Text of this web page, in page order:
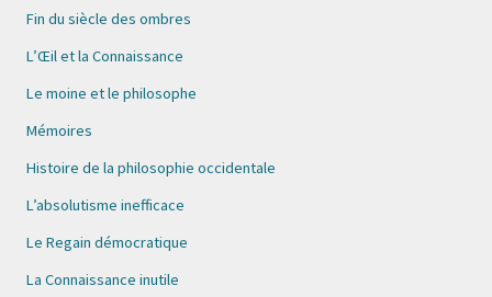
Fin du siècle des ombres
L’Œil et la Connaissance
Le moine et le philosophe
Mémoires
Histoire de la philosophie occidentale
L’absolutisme inefficace
Le Regain démocratique
La Connaissance inutile